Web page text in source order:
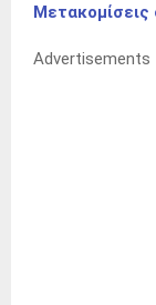
Advertisements